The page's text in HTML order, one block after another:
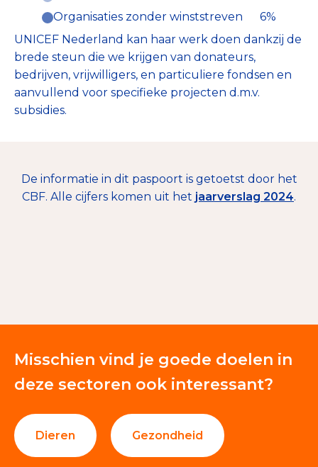
Organisaties zonder winststreven
6%
UNICEF Nederland kan haar werk doen dankzij de
brede steun die we krijgen van donateurs,
bedrijven, vrijwilligers, en particuliere fondsen en
aanvullend voor specifieke projecten d.m.v.
subsidies.
De informatie in dit paspoort is getoetst door het
CBF. Alle cijfers komen uit het jaarverslag 2024.
Misschien vind je goede doelen in
deze sectoren ook interessant?
Dieren Gezondheid